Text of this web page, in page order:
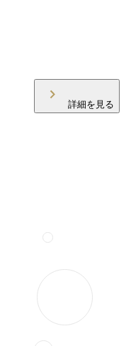
詳細を見る